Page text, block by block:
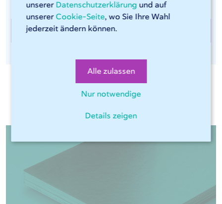
unserer Datenschutzerklärung und auf
unserer Cookie-Seite, wo Sie Ihre Wahl
jederzeit ändern können.
Alle zulassen
Nur notwendige
Details zeigen
Kantenbearbeitung bei 247TailorSteel
Relevante Materialien